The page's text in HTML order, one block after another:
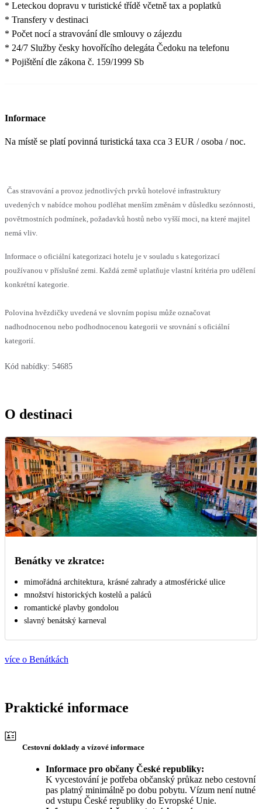
* Leteckou dopravu v turistické třídě včetně tax a poplatků
* Transfery v destinaci
* Počet nocí a stravování dle smlouvy o zájezdu
* 24/7 Služby česky hovořícího delegáta Čedoku na telefonu
* Pojištění dle zákona č. 159/1999 Sb
Informace
Na místě se platí povinná turistická taxa cca 3 EUR / osoba / noc.
Čas stravování a provoz jednotlivých prvků hotelové infrastruktury
uvedených v nabídce mohou podléhat menším změnám v důsledku sezónnosti,
povětrnostních podmínek, požadavků hostů nebo vyšší moci, na které majitel
nemá vliv.
Informace o oficiální kategorizaci hotelu je v souladu s kategorizací
používanou v příslušné zemi. Každá země uplatňuje vlastní kritéria pro udělení
konkrétní kategorie.
Polovina hvězdičky uvedená ve slovním popisu může označovat
nadhodnocenou nebo podhodnocenou kategorii ve srovnání s oficiální
kategorií.
Kód nabídky: 54685
O destinaci
Benátky ve zkratce:
mimořádná architektura, krásné zahrady a atmosférické ulice
množství historických kostelů a paláců
romantické plavby gondolou
slavný benátský karneval
více o Benátkách
Praktické informace
Cestovní doklady a vízové informace
Informace pro občany České republiky:
K vycestování je potřeba občanský průkaz nebo cestovní
pas platný minimálně po dobu pobytu. Vízum není nutné
od vstupu České republiky do Evropské Unie.